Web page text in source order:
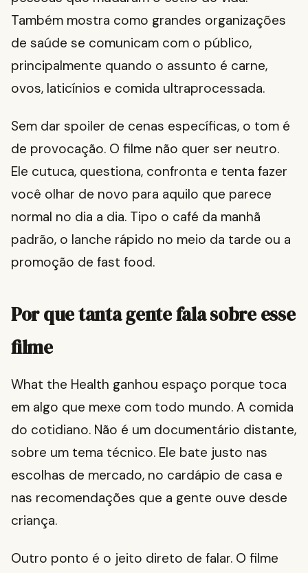
Também mostra como grandes organizações
de saúde se comunicam com o público,
principalmente quando o assunto é carne,
ovos, laticínios e comida ultraprocessada.
Sem dar spoiler de cenas específicas, o tom é
de provocação. O filme não quer ser neutro.
Ele cutuca, questiona, confronta e tenta fazer
você olhar de novo para aquilo que parece
normal no dia a dia. Tipo o café da manhã
padrão, o lanche rápido no meio da tarde ou a
promoção de fast food.
Por que tanta gente fala sobre esse
filme
What the Health ganhou espaço porque toca
em algo que mexe com todo mundo. A comida
do cotidiano. Não é um documentário distante,
sobre um tema técnico. Ele bate justo nas
escolhas de mercado, no cardápio de casa e
nas recomendações que a gente ouve desde
criança.
Outro ponto é o jeito direto de falar. O filme